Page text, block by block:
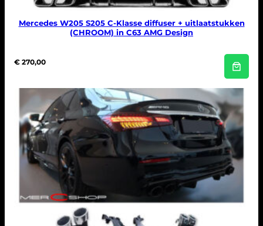
Mercedes W205 S205 C-Klasse diffuser + uitlaatstukken
(CHROOM) in C63 AMG Design
€ 270,00